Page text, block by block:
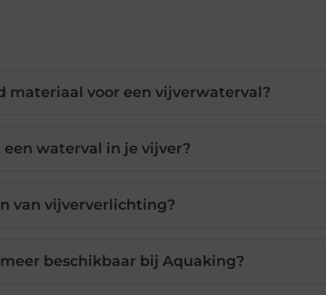
materiaal voor een vijverwaterval?
waterval in je vijver?
van vijververlichting?
beschikbaar bij Aquaking?